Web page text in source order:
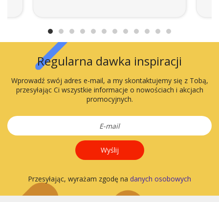
Regularna dawka inspiracji
Wprowadź swój adres e-mail, a my skontaktujemy się z Tobą,
przesyłając Ci wszystkie informacje o nowościach i akcjach
promocyjnych.
Wyślij
Przesyłając, wyrażam zgodę na danych osobowych